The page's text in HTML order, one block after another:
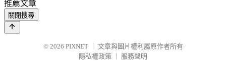
推薦文章
關閉搜尋
© 2026 PIXNET
文章與圖片權利屬原作者所有
隱私權政策
服務聲明